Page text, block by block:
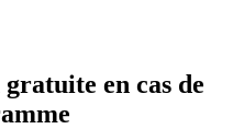
en cas de